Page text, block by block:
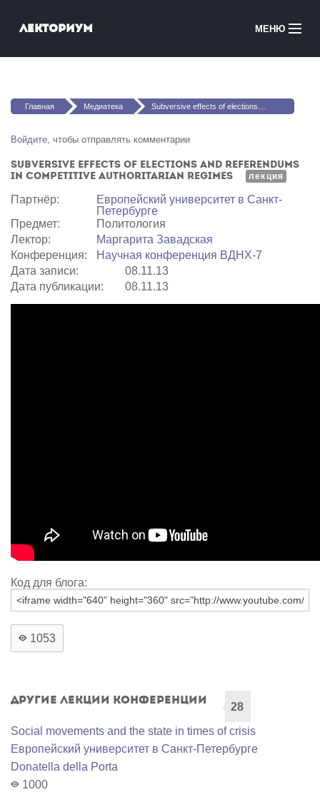
Лекториум МЕНЮ
Медиатека
Courses in English
Войти
Вы здесь
Главная Медиатека Subversive effects of elections and referendums in competitive authoritarian regimes
Войдите, чтобы отправлять комментарии
Subversive effects of elections and referendums
in competitive authoritarian regimes
лекция
Партнёр:
Европейский университет в Санкт-
Петербурге
Предмет:
Политология
Лектор:
Маргарита Завадская
Конференция:
Научная конференция ВДНХ-7
Дата записи:
08.11.13
Дата публикации:
08.11.13
Код для блога:
1053
Другие лекции конференции
28
Social movements and the state in times of crisis
Европейский университет в Санкт-Петербурге
Donatella della Porta
1000